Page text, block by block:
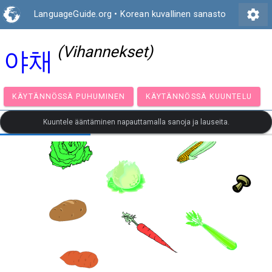
LanguageGuide.org • Korean kuvallinen sanasto settings
야채 (Vihannekset)
KÄYTÄNNÖSSÄ PUHUMINEN KÄYTÄNNÖSSÄ
Kuuntele ääntäminen napauttamalla sanoja ja lauseita.